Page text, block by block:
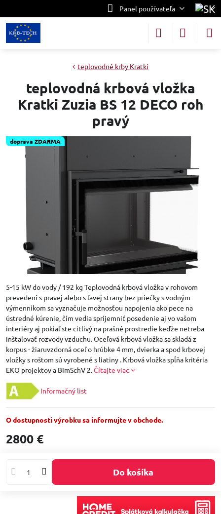
Panel používateľa
doprava ZDARMA
teplovodné krby Kratki
teplovodná krbová vložka
Kratki Zuzia BS 12 DECO roh
pravý
5-15 kW do vody / 192 kg Teplovodná krbová vložka v rohovom
prevedení s pravej alebo s ľavej strany bez priečky s vodným
výmenníkom sa vyznačuje možnosťou napojenia ako pece na
ústredné kúrenie, čím vedia spríjemniť posedenie aj vo vašom
interiéry aj pokiaľ ste citlivý na prašné prostredie keďže netreba
inštalovať rozvody vzduchu. Oceľová krbová vložka sa skladá z
korpus - žiaruvzdorná oceľ o hrúbke 4 mm, dvierka a spod krbovej
vložky s roštom sú vyrobené s liatiny . Krbová vložka spĺňa kritéria
EKO projektov a BImSchV 2.Čítajte viac
Informačný list
O dostupnosti výrobku sa informujte v obchode.
2800 €
Do košíka